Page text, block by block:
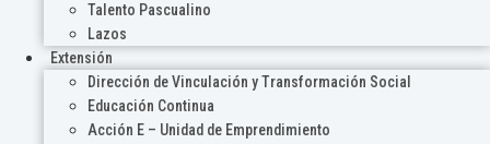
Talento Pascualino
Lazos
Extensión
Dirección de Vinculación y Transformación Social
Educación Continua
Acción E – Unidad de Emprendimiento